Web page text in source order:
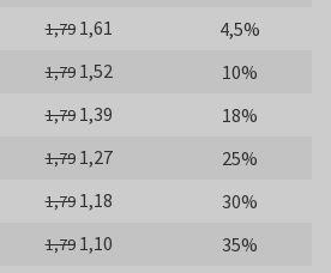
1,79 1,61
4,5%
1,79 1,52
10%
1,79 1,39
18%
1,79 1,27
25%
1,79 1,18
30%
1,79 1,10
35%